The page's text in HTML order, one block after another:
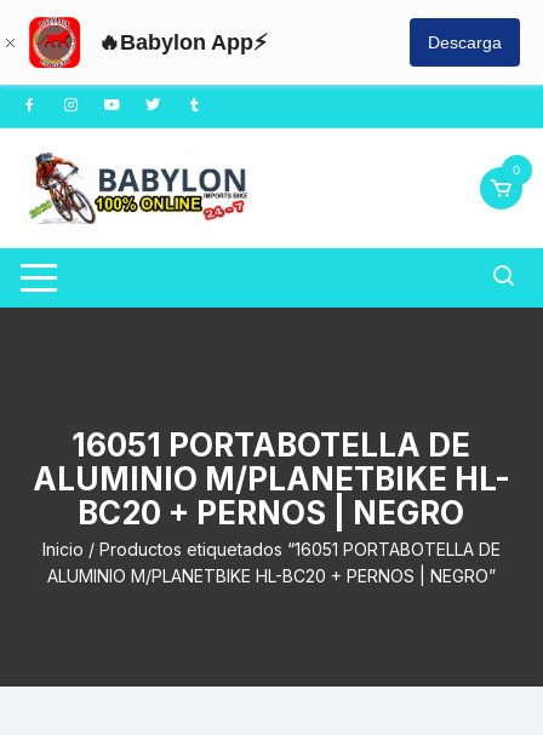
🔥Babylon App⚡ Descarga
Saltar
al
contenido
0
16051 PORTABOTELLA DE
ALUMINIO M/PLANETBIKE HL-
BC20 + PERNOS | NEGRO
Inicio / Productos etiquetados “16051 PORTABOTELLA DE
ALUMINIO M/PLANETBIKE HL-BC20 + PERNOS | NEGRO”